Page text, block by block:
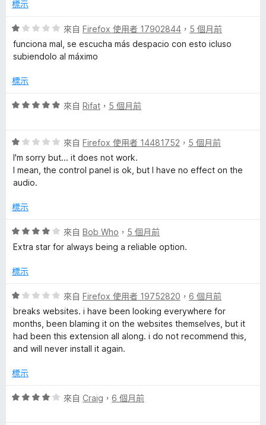
分
分
滿
分
標示
評
價
1
，
分
來自 Firefox 使用者 17902844 ， 5 個月前
funciona mal, se escucha más despacio con esto icluso
subiendolo al máximo
標示
評
分
，
滿
分
分
來自 Rifat ， 5 個月前
評
價
1
分
滿
5
分
來自 Firefox 使用者 14481752 ， 5 個月前
I'm sorry but... it does not work.
I mean, the control panel is ok, but I have no effect on the
audio.
標示
評
價
分
滿
分
分
來自 Bob Who ， 5 個月前
Extra star for always being a reliable option.
標示
評
價
1
分
，
分
分
來自 Firefox 使用者 19752820 ， 6 個月前
breaks websites. i have been looking everywhere for
months, been blaming it on the websites themselves, but it
had been this extension all along. i do not recommend this,
and will never install it again.
標示
評
來自 Craig ， 6 個月前